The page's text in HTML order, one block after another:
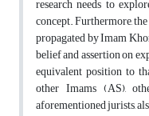
research needs to
concept. Furthermore,
propagated by Imam
belief and assertion on
equivalent position to
other Imams (AS),
aforementioned jurists,